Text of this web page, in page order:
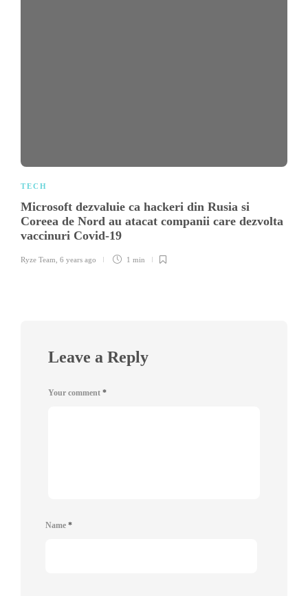
TECH
Microsoft dezvaluie ca hackeri din Rusia si
Coreea de Nord au atacat companii care dezvolta
vaccinuri Covid-19
Ryze Team 6 years ago 1 min
Leave a Reply
Your comment *
Name *